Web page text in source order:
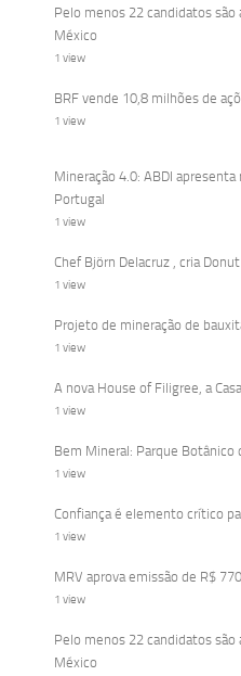
Pelo menos 22 candidatos são
México
1 view
BRF vende 10,8 milhões de
1 view
Mineração 4.0: ABDI
Portugal
1 view
Chef Björn Delacruz , cria
1 view
Projeto de mineração de
1 view
A nova House of Filigree, a
1 view
Bem Mineral: Parque Botânico
1 view
Confiança é elemento crítico
1 view
MRV aprova emissão de R$
1 view
Pelo menos 22 candidatos são
México